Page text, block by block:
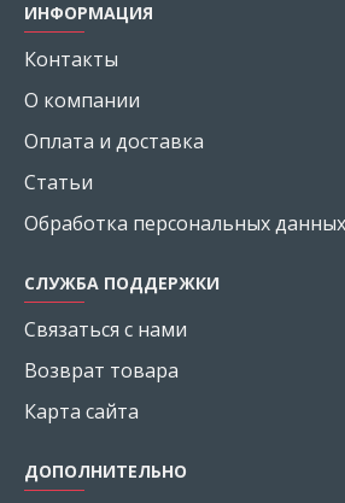
ИНФОРМАЦИЯ
Контакты
О компании
Оплата и доставка
Статьи
Обработка персональных данных
СЛУЖБА ПОДДЕРЖКИ
Связаться с нами
Возврат товара
Карта сайта
ДОПОЛНИТЕЛЬНО